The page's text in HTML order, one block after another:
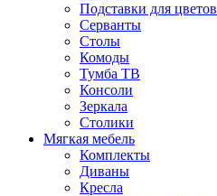
Подставки для цветов
Серванты
Столы
Комоды
Тумба ТВ
Консоли
Зеркала
Столики
Мягкая мебель
Комплекты
Диваны
Кресла